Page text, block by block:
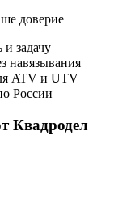
доверие
задачу
навязывания
ATV и UTV
России
Квадродел